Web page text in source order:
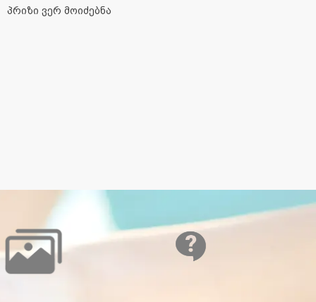
პრიზი ვერ მოიძებნა